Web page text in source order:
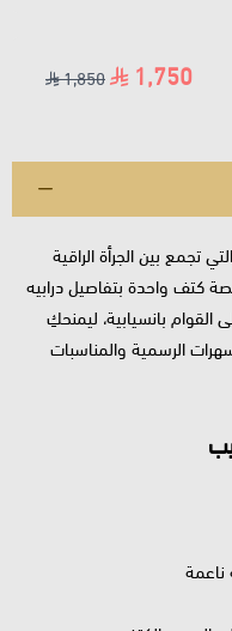
1,750
1,850
تجمع بين الجرأة الراقية
كتف واحدة بتفاصيل درابيه
بانسيابية، ليمنحكِ
الرسمية والمناسبات
ناعمة